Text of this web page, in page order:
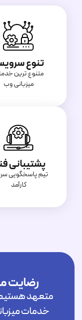
تنوع
متنوع ترین
میزبانی وب
پشتیبانی
تیم پاسخگویی
کارآمد
رضایت
متعهد هستیم
خدمات